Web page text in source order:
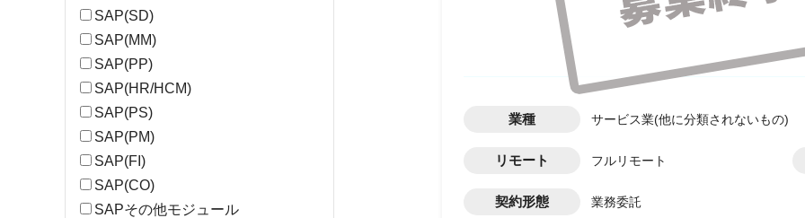
SAP(SD)
SAP(MM)
SAP(PP)
SAP(HR/HCM)
SAP(PS)
SAP(PM)
SAP(FI)
SAP(CO)
SAPその他モジュール
業種 サービス業(他に分類されないもの)
リモート フルリモート
契約形態 業務委託